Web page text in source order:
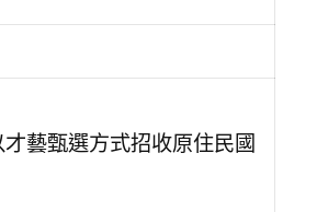
藝甄選方式招收原住民國